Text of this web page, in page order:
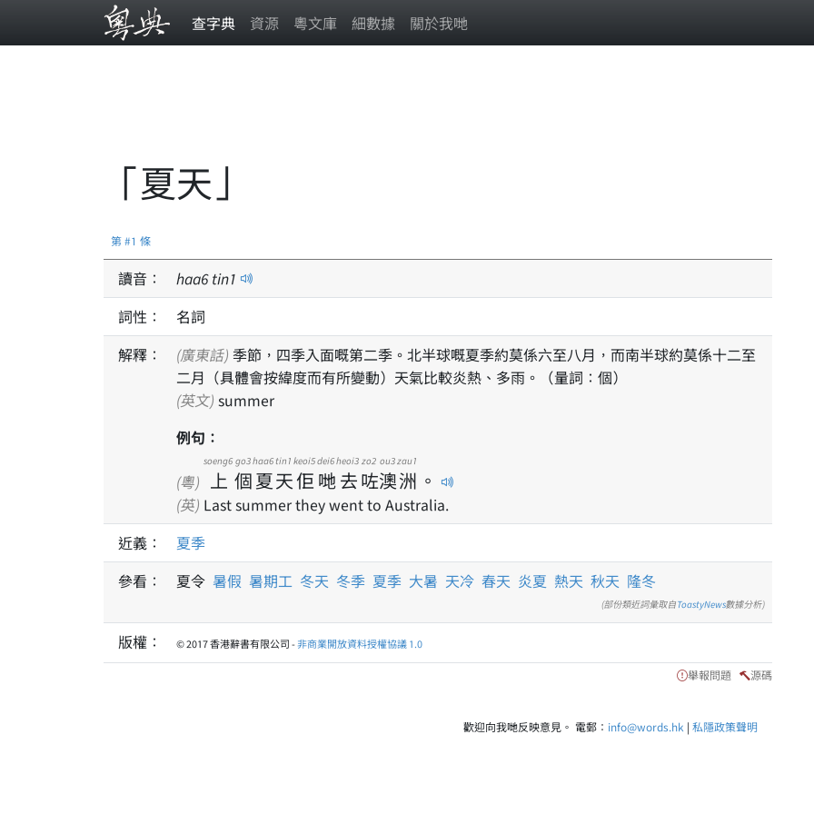
查字典 資源 粵文庫 細數據 關於我哋
「夏天」
第 #1 條
讀音： haa6tin1
詞性：
名詞
解釋：
(廣東話)
二月（具體會按緯度而有所變動）天氣比較炎熱、多雨。（量詞：個）
(英文) summer
例句：
(粵) 上
soeng6
個
go3
夏
haa6
天
tin1
佢
keoi5
哋
dei6
去
heoi3
咗
zo2
澳
ou3
洲
zau1
。
(英) Last summer they went to Australia.
近義：
夏季
參看：
夏令 暑假 暑期工 冬天 冬季 夏季 大暑 天冷 春天 炎夏 熱天 秋天 隆冬
(部份類近詞彙取自ToastyNews數據分析)
版權： © 2017 香港辭書有限公司 -非商業開放資料授權協議 1.0
舉報問題 源碼
歡迎向我哋反映意見。 電郵： info@words.hk | 私隱政策聲明